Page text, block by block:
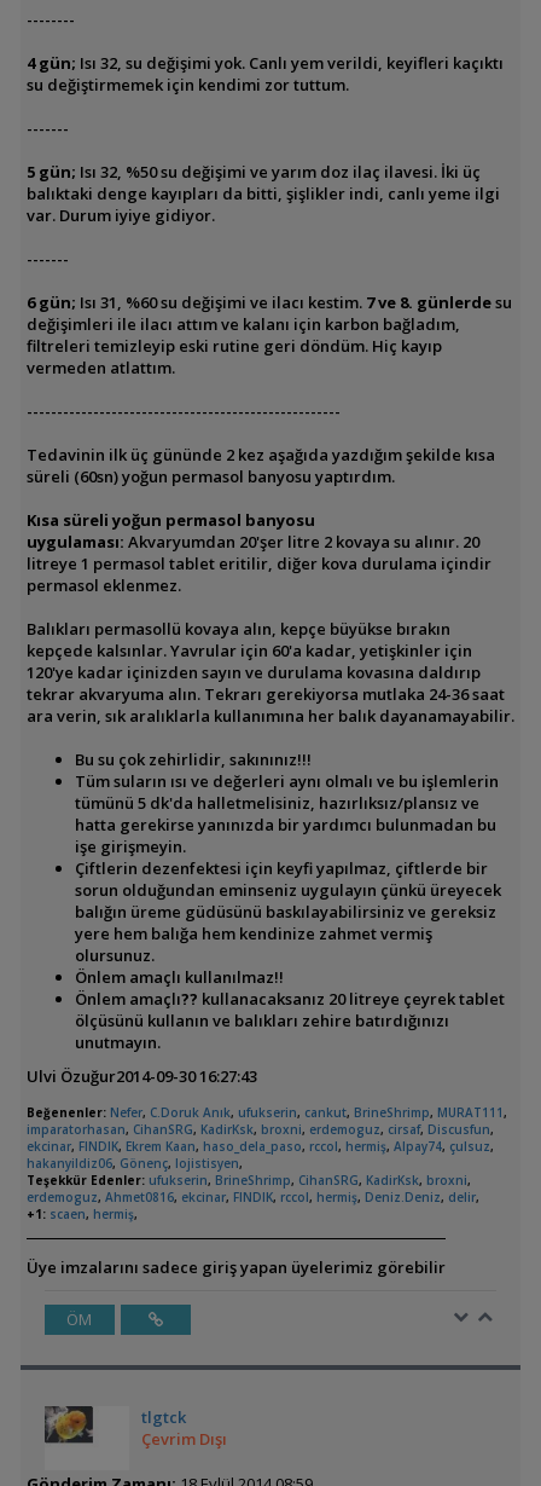
--------
4 gün; Isı 32, su değişimi yok. Canlı yem verildi, keyifleri kaçıktı
su değiştirmemek için kendimi zor tuttum.
-------
5 gün; Isı 32, %50 su değişimi ve yarım doz ilaç ilavesi. İki üç
balıktaki denge kayıpları da bitti, şişlikler indi, canlı yeme ilgi
var. Durum iyiye gidiyor.
-------
6 gün; Isı 31, %60 su değişimi ve ilacı kestim. 7 ve 8. günlerdesu
değişimleri ile ilacı attım ve kalanı için karbon bağladım,
filtreleri temizleyip eski rutine geri döndüm. Hiç kayıp
vermeden atlattım.
----------------------------------------------------
Tedavinin ilk üç gününde 2 kez aşağıda yazdığım şekilde kısa
süreli (60sn) yoğun permasol banyosu yaptırdım.
Kısa süreli yoğun permasol banyosu
uygulaması: Akvaryumdan 20'şer litre 2 kovaya su alınır. 20
litreye 1 permasol tablet eritilir, diğer kova durulama içindir
permasol eklenmez.
Balıkları permasollü kovaya alın, kepçe büyükse bırakın
kepçede kalsınlar. Yavrular için 60'a kadar, yetişkinler için
120'ye kadar içinizden sayın ve durulama kovasına daldırıp
tekrar akvaryuma alın. Tekrarı gerekiyorsa mutlaka 24-36 saat
ara verin, sık aralıklarla kullanımına her balık dayanamayabilir.
Bu su çok zehirlidir, sakınınız!!!
Tüm suların ısı ve değerleri aynı olmalı ve bu işlemlerin
tümünü 5 dk'da halletmelisiniz, hazırlıksız/plansız ve
hatta gerekirse yanınızda bir yardımcı bulunmadan bu
işe girişmeyin.
Çiftlerin dezenfektesi için keyfi yapılmaz, çiftlerde bir
sorun olduğundan eminseniz uygulayın çünkü üreyecek
balığın üreme güdüsünü baskılayabilirsiniz ve gereksiz
yere hem balığa hem kendinize zahmet vermiş
olursunuz.
Önlem amaçlı kullanılmaz!!
Önlem amaçlı?? kullanacaksanız 20 litreye çeyrek tablet
ölçüsünü kullanın ve balıkları zehire batırdığınızı
unutmayın.
Ulvi Özuğur2014-09-30 16:27:43
Beğenenler: Nefer, C.Doruk Anık, ufukserin, cankut, BrineShrimp, MURAT111 ,
imparatorhasan, CihanSRG, KadirKsk, broxni, erdemoguz, cirsaf, Discusfun,
ekcinar, FINDIK, Ekrem Kaan, haso_dela_paso, rccol, hermiş, Alpay74, çulsuz,
hakanyildiz06, Gönenç, lojistisyen,
Teşekkür Edenler: ufukserin, BrineShrimp, CihanSRG, KadirKsk, broxni,
erdemoguz, Ahmet0816, ekcinar, FINDIK, rccol, hermiş, Deniz.Deniz, delir,
+1: scaen, hermiş,
Üye imzalarını sadece giriş yapan üyelerimiz görebilir
ÖM
tlgtck
Çevrim Dışı